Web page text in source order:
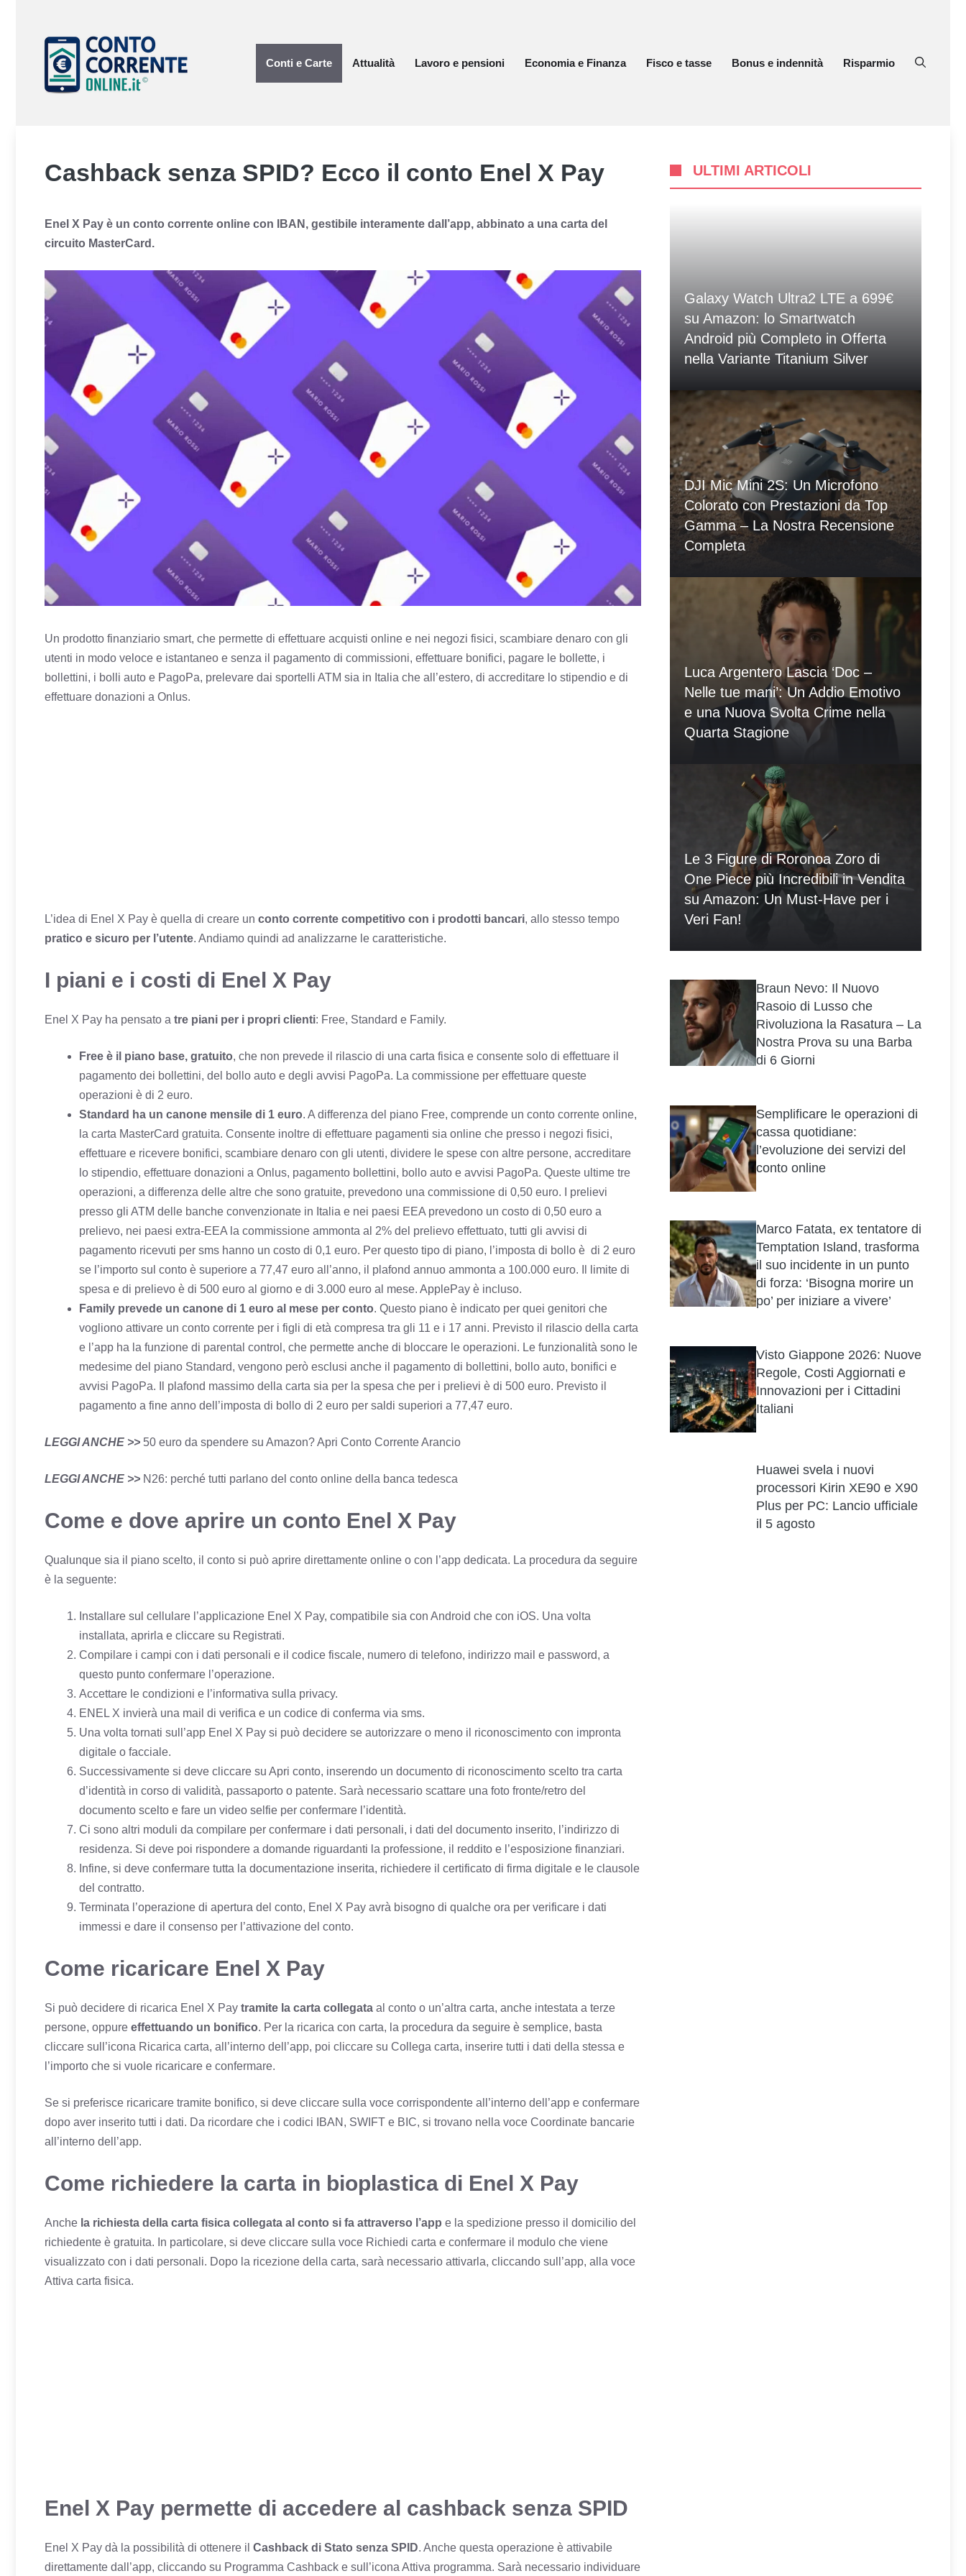
contenuto
Conti e Carte
Attualità Lavoro e pensioni Economia e Finanza Fisco e tasse Bonus e indennità Risparmio
Cashback senza SPID? Ecco il conto Enel X Pay
Enel X Pay è un conto corrente online con IBAN, gestibile interamente dall’app, abbinato a una carta del
circuito MasterCard.
Un prodotto finanziario smart, che permette di effettuare acquisti online e nei negozi fisici, scambiare denaro con gli
utenti in modo veloce e istantaneo e senza il pagamento di commissioni, effettuare bonifici, pagare le bollette, i
bollettini, i bolli auto e PagoPa, prelevare dai sportelli ATM sia in Italia che all’estero, di accreditare lo stipendio e di
effettuare donazioni a Onlus.
L’idea di Enel X Pay è quella di creare un conto corrente competitivo con i prodotti bancari, allo stesso tempo
pratico e sicuro per l’utente. Andiamo quindi ad analizzarne le caratteristiche.
I piani e i costi di Enel X Pay
Enel X Pay ha pensato a tre piani per i propri clienti: Free, Standard e Family.
Free è il piano base, gratuito, che non prevede il rilascio di una carta fisica e consente solo di effettuare il
pagamento dei bollettini, del bollo auto e degli avvisi PagoPa. La commissione per effettuare queste
operazioni è di 2 euro.
Standard ha un canone mensile di 1 euro. A differenza del piano Free, comprende un conto corrente online,
la carta MasterCard gratuita. Consente inoltre di effettuare pagamenti sia online che presso i negozi fisici,
effettuare e ricevere bonifici, scambiare denaro con gli utenti, dividere le spese con altre persone, accreditare
lo stipendio, effettuare donazioni a Onlus, pagamento bollettini, bollo auto e avvisi PagoPa. Queste ultime tre
operazioni, a differenza delle altre che sono gratuite, prevedono una commissione di 0,50 euro. I prelievi
presso gli ATM delle banche convenzionate in Italia e nei paesi EEA prevedono un costo di 0,50 euro a
prelievo, nei paesi extra-EEA la commissione ammonta al 2% del prelievo effettuato, tutti gli avvisi di
pagamento ricevuti per sms hanno un costo di 0,1 euro. Per questo tipo di piano, l’imposta di bollo è di 2 euro
se l’importo sul conto è superiore a 77,47 euro all’anno, il plafond annuo ammonta a 100.000 euro. Il limite di
spesa e di prelievo è di 500 euro al giorno e di 3.000 euro al mese. ApplePay è incluso.
Family prevede un canone di 1 euro al mese per conto. Questo piano è indicato per quei genitori che
vogliono attivare un conto corrente per i figli di età compresa tra gli 11 e i 17 anni. Previsto il rilascio della carta
e l’app ha la funzione di parental control, che permette anche di bloccare le operazioni. Le funzionalità sono le
medesime del piano Standard, vengono però esclusi anche il pagamento di bollettini, bollo auto, bonifici e
avvisi PagoPa. Il plafond massimo della carta sia per la spesa che per i prelievi è di 500 euro. Previsto il
pagamento a fine anno dell’imposta di bollo di 2 euro per saldi superiori a 77,47 euro.
LEGGI ANCHE >> 50 euro da spendere su Amazon? Apri Conto Corrente Arancio
LEGGI ANCHE >> N26: perché tutti parlano del conto online della banca tedesca
Come e dove aprire un conto Enel X Pay
Qualunque sia il piano scelto, il conto si può aprire direttamente online o con l’app dedicata. La procedura da seguire
è la seguente:
Installare sul cellulare l’applicazione Enel X Pay, compatibile sia con Android che con iOS. Una volta
installata, aprirla e cliccare su Registrati.
Compilare i campi con i dati personali e il codice fiscale, numero di telefono, indirizzo mail e password, a
questo punto confermare l’operazione.
Accettare le condizioni e l’informativa sulla privacy.
ENEL X invierà una mail di verifica e un codice di conferma via sms.
Una volta tornati sull’app Enel X Pay si può decidere se autorizzare o meno il riconoscimento con impronta
digitale o facciale.
Successivamente si deve cliccare su Apri conto, inserendo un documento di riconoscimento scelto tra carta
d’identità in corso di validità, passaporto o patente. Sarà necessario scattare una foto fronte/retro del
documento scelto e fare un video selfie per confermare l’identità.
Ci sono altri moduli da compilare per confermare i dati personali, i dati del documento inserito, l’indirizzo di
residenza. Si deve poi rispondere a domande riguardanti la professione, il reddito e l’esposizione finanziari.
Infine, si deve confermare tutta la documentazione inserita, richiedere il certificato di firma digitale e le clausole
del contratto.
Terminata l’operazione di apertura del conto, Enel X Pay avrà bisogno di qualche ora per verificare i dati
immessi e dare il consenso per l’attivazione del conto.
Come ricaricare Enel X Pay
Si può decidere di ricarica Enel X Pay tramite la carta collegata al conto o un’altra carta, anche intestata a terze
persone, oppure effettuando un bonifico. Per la ricarica con carta, la procedura da seguire è semplice, basta
cliccare sull’icona Ricarica carta, all’interno dell’app, poi cliccare su Collega carta, inserire tutti i dati della stessa e
l’importo che si vuole ricaricare e confermare.
Se si preferisce ricaricare tramite bonifico, si deve cliccare sulla voce corrispondente all’interno dell’app e confermare
dopo aver inserito tutti i dati. Da ricordare che i codici IBAN, SWIFT e BIC, si trovano nella voce Coordinate bancarie
all’interno dell’app.
Come richiedere la carta in bioplastica di Enel X Pay
Anche la richiesta della carta fisica collegata al conto si fa attraverso l’app e la spedizione presso il domicilio del
richiedente è gratuita. In particolare, si deve cliccare sulla voce Richiedi carta e confermare il modulo che viene
visualizzato con i dati personali. Dopo la ricezione della carta, sarà necessario attivarla, cliccando sull’app, alla voce
Attiva carta fisica.
Enel X Pay permette di accedere al cashback senza SPID
Enel X Pay dà la possibilità di ottenere il Cashback di Stato senza SPID. Anche questa operazione è attivabile
direttamente dall’app, cliccando su Programma Cashback e sull’icona Attiva programma. Sarà necessario individuare
ULTIMI ARTICOLI
Galaxy Watch Ultra2 LTE a 699€
su Amazon: lo Smartwatch
Android più Completo in Offerta
nella Variante Titanium Silver
DJI Mic Mini 2S: Un Microfono
Colorato con Prestazioni da Top
Gamma – La Nostra Recensione
Completa
Luca Argentero Lascia ‘Doc –
Nelle tue mani’: Un Addio Emotivo
e una Nuova Svolta Crime nella
Quarta Stagione
Le 3 Figure di Roronoa Zoro di
One Piece più Incredibili in Vendita
su Amazon: Un Must-Have per i
Veri Fan!
Braun Nevo: Il Nuovo
Rasoio di Lusso che
Rivoluziona la Rasatura – La
Nostra Prova su una Barba
di 6 Giorni
Semplificare le operazioni di
cassa quotidiane:
l’evoluzione dei servizi del
conto online
Marco Fatata, ex tentatore di
Temptation Island, trasforma
il suo incidente in un punto
di forza: ‘Bisogna morire un
po’ per iniziare a vivere’
Visto Giappone 2026: Nuove
Regole, Costi Aggiornati e
Innovazioni per i Cittadini
Italiani
Huawei svela i nuovi
processori Kirin XE90 e X90
Plus per PC: Lancio ufficiale
il 5 agosto